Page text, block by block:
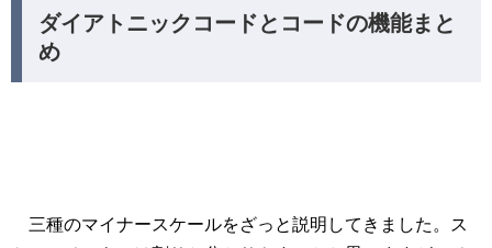
ダイアトニックコードとコードの機能まと
め
三種のマイナースケールをざっと説明してきました。ス